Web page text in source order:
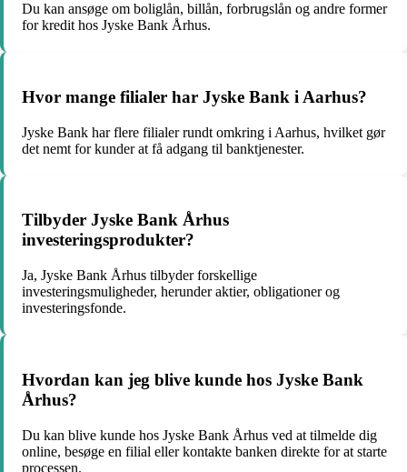
Du kan ansøge om boliglån, billån, forbrugslån og andre former
for kredit hos Jyske Bank Århus.
Hvor mange filialer har Jyske Bank i Aarhus?
Jyske Bank har flere filialer rundt omkring i Aarhus, hvilket gør
det nemt for kunder at få adgang til banktjenester.
Tilbyder Jyske Bank Århus
investeringsprodukter?
Ja, Jyske Bank Århus tilbyder forskellige
investeringsmuligheder, herunder aktier, obligationer og
investeringsfonde.
Hvordan kan jeg blive kunde hos Jyske Bank
Århus?
Du kan blive kunde hos Jyske Bank Århus ved at tilmelde dig
online, besøge en filial eller kontakte banken direkte for at starte
processen.